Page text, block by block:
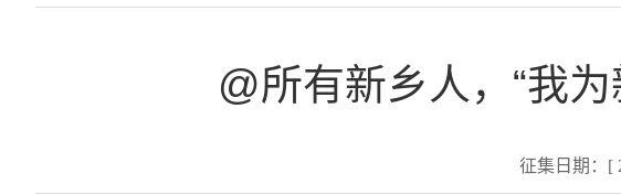
@所有新乡人，“我
征集日期：[